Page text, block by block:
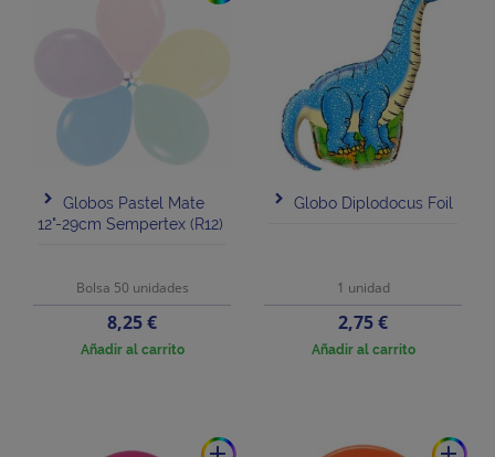
Globos Pastel Mate
12"-29cm Sempertex (R12)
Bolsa 50 unidades
Precio
8,25 €
Añadir al carrito
Globo Diplodocus Foil
1 unidad
Precio
2,75 €
Añadir al carrito